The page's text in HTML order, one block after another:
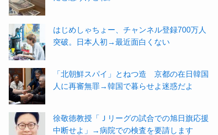
はじめしゃちょー、チャンネル登録700万人
突破。日本人初→最近面白くない
「北朝鮮スパイ」とねつ造 京都の在日韓国
人に再審無罪→韓国で暮らせよ迷惑だよ
徐敬徳教授「Ｊリーグの試合での旭日旗応援
中断せよ」→病院での検査を要請します